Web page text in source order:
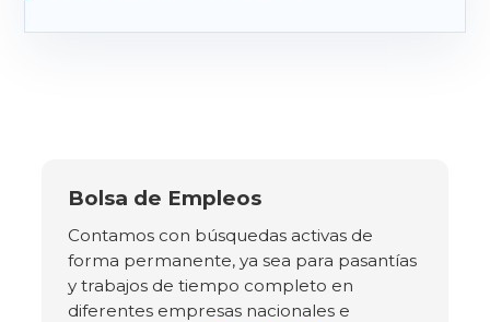
Bolsa de Empleos
Contamos con búsquedas activas de
forma permanente, ya sea para pasantías
y trabajos de tiempo completo en
diferentes empresas nacionales e